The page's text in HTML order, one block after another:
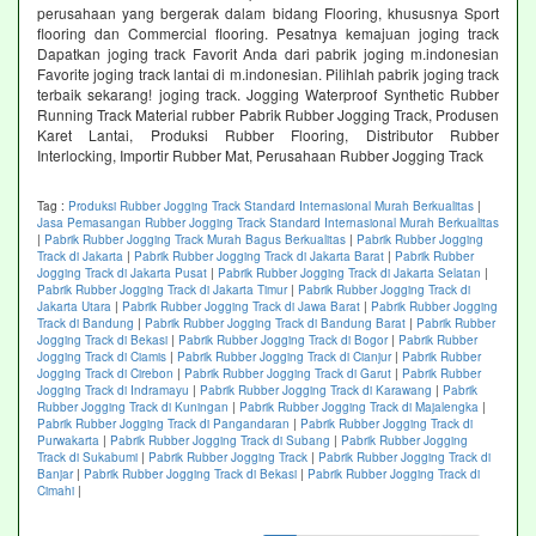
perusahaan yang bergerak dalam bidang Flooring, khususnya Sport
flooring dan Commercial flooring. Pesatnya kemajuan joging track
Dapatkan joging track Favorit Anda dari pabrik joging m.indonesian
Favorite joging track lantai di m.indonesian. Pilihlah pabrik joging track
terbaik sekarang! joging track. Jogging Waterproof Synthetic Rubber
Running Track Material rubber Pabrik Rubber Jogging Track, Produsen
Karet Lantai, Produksi Rubber Flooring, Distributor Rubber
Interlocking, Importir Rubber Mat, Perusahaan Rubber Jogging Track
Tag : Produksi Rubber Jogging Track Standard Internasional Murah Berkualitas |
Jasa Pemasangan Rubber Jogging Track Standard Internasional Murah Berkualitas
| Pabrik Rubber Jogging Track Murah Bagus Berkualitas | Pabrik Rubber Jogging
Track di Jakarta | Pabrik Rubber Jogging Track di Jakarta Barat | Pabrik Rubber
Jogging Track di Jakarta Pusat | Pabrik Rubber Jogging Track di Jakarta Selatan |
Pabrik Rubber Jogging Track di Jakarta Timur| Pabrik Rubber Jogging Track di
Jakarta Utara | Pabrik Rubber Jogging Track di Jawa Barat | Pabrik Rubber Jogging
Track di Bandung | Pabrik Rubber Jogging Track di Bandung Barat | Pabrik Rubber
Jogging Track di Bekasi | Pabrik Rubber Jogging Track di Bogor| Pabrik Rubber
Jogging Track di Ciamis | Pabrik Rubber Jogging Track di Cianjur| Pabrik Rubber
Jogging Track di Cirebon | Pabrik Rubber Jogging Track di Garut | Pabrik Rubber
Jogging Track di Indramayu | Pabrik Rubber Jogging Track di Karawang | Pabrik
Rubber Jogging Track di Kuningan | Pabrik Rubber Jogging Track di Majalengka |
Pabrik Rubber Jogging Track di Pangandaran | Pabrik Rubber Jogging Track di
Purwakarta | Pabrik Rubber Jogging Track di Subang | Pabrik Rubber Jogging
Track di Sukabumi | Pabrik Rubber Jogging Track | Pabrik Rubber Jogging Track di
Banjar| Pabrik Rubber Jogging Track di Bekasi | Pabrik Rubber Jogging Track di
Cimahi |